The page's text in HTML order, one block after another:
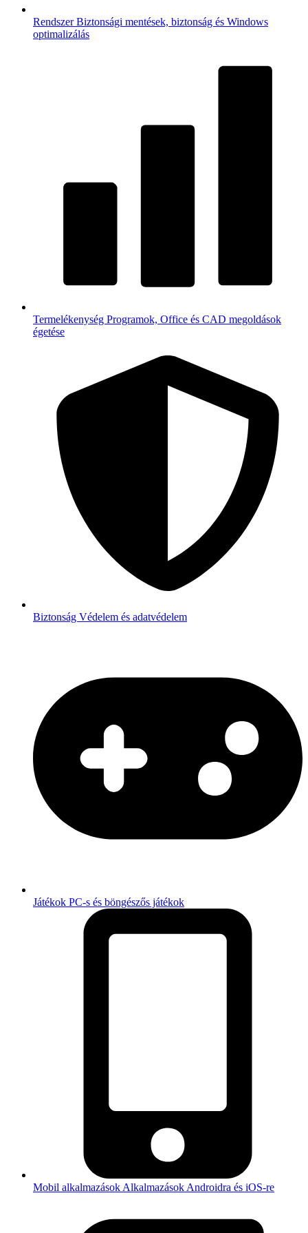
RendszerBiztonsági mentések, biztonság és Windows
optimalizálás
Termelékenység Programok, Office és CAD megoldások
égetése
Biztonság Védelem és adatvédelem
Játékok PC-s és böngészős játékok
Mobil alkalmazások Alkalmazások Androidra és iOS-re